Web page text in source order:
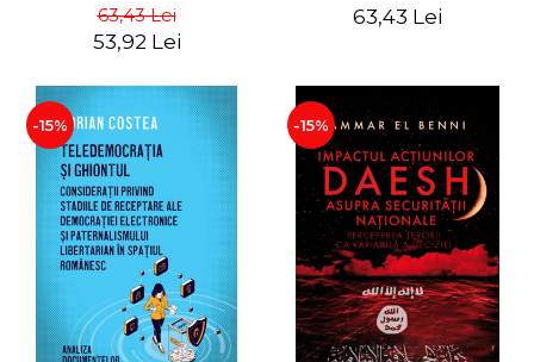
19 - Adrian Cioroianu
63,43 Lei
53,92 Lei
Drajna, a regiunii
63,43 Lei
-15% -15%